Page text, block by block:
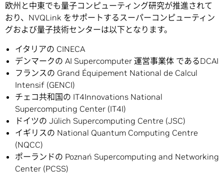
欧州と中東でも量子コンピューティング研究が推進されて
おり、NVQLink をサポートするスーパーコンピューティン
グおよび量子技術センターは以下となります。
イタリアの CINECA
デンマークの AI Supercomputer 運営事業体 であるDCAI
フランスの Grand Équipement National de Calcul
Intensif (GENCI)
チェコ共和国の IT4Innovations National
Supercomputing Center (IT4I)
ドイツの Jülich Supercomputing Centre (JSC)
イギリスの National Quantum Computing Centre
(NQCC)
ポーランドの Poznań Supercomputing and Networking
Center (PCSS)